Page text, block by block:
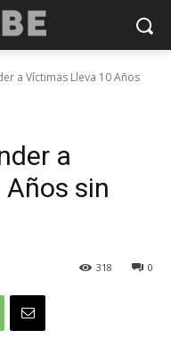
a Víctimas Lleva 10 Años
a
sin
0
318